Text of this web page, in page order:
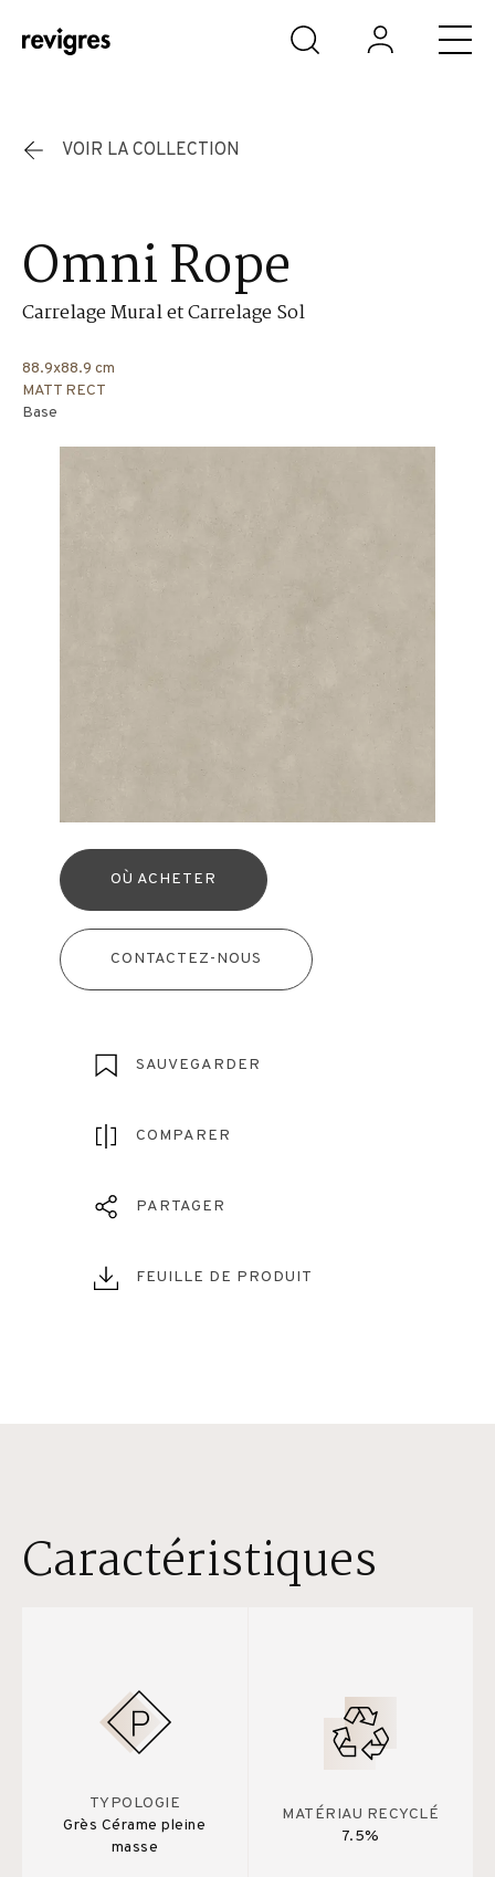
Aller au contenu principal
VOIR LA COLLECTION
Omni Rope
Carrelage Mural et Carrelage Sol
88.9x88.9 cm
MATT RECT
Base
OÙ ACHETER
CONTACTEZ-NOUS
SAUVEGARDER
COMPARER
PARTAGER
FEUILLE DE PRODUIT
Caractéristiques
TYPOLOGIE
Grès Cérame pleine
masse
MATÉRIAU RECYCLÉ
7.5%